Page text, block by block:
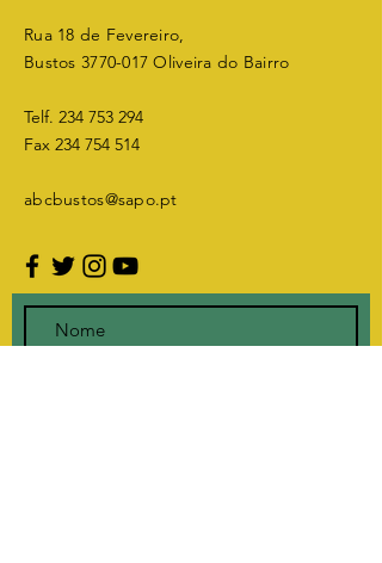
Rua 18 de Fevereiro,
Bustos 3770-017 Oliveira do Bairro
Telf. 234 753 294
Fax 234 754 514
abcbustos@sapo.pt